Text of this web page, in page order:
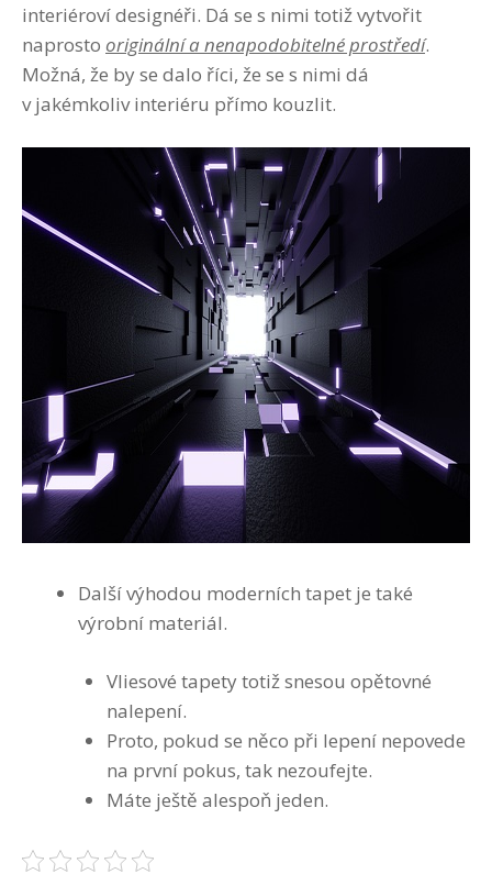
interiéroví designéři. Dá se s nimi totiž vytvořit
naprosto originální a nenapodobitelné prostředí.
Možná, že by se dalo říci, že se s nimi dá
v jakémkoliv interiéru přímo kouzlit.
Další výhodou moderních tapet je také
výrobní materiál.
Vliesové tapety totiž snesou opětovné
nalepení.
Proto, pokud se něco při lepení nepovede
na první pokus, tak nezoufejte.
Máte ještě alespoň jeden.